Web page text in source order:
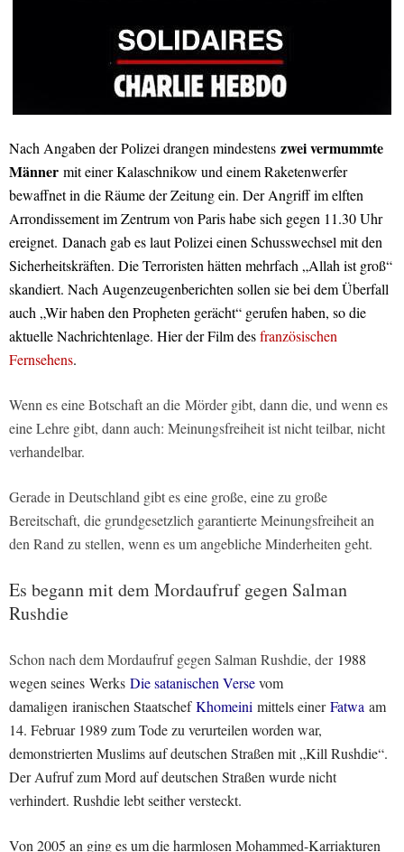
Nach Angaben der Polizei drangen mindestens zwei vermummte
Männer mit einer Kalaschnikow und einem Raketenwerfer
bewaffnet in die Räume der Zeitung ein. Der Angriff im elften
Arrondissement im Zentrum von Paris habe sich gegen 11.30 Uhr
ereignet. Danach gab es laut Polizei einen Schusswechsel mit den
Sicherheitskräften. Die Terroristen hätten mehrfach „Allah ist groß“
skandiert. Nach Augenzeugenberichten sollen sie bei dem Überfall
auch „Wir haben den Propheten gerächt“ gerufen haben, so die
aktuelle Nachrichtenlage. Hier der Film desfranzösischen
Fernsehens.
Wenn es eine Botschaft an die Mörder gibt, dann die, und wenn es
eine Lehre gibt, dann auch: Meinungsfreiheit ist nicht teilbar, nicht
verhandelbar.
Gerade in Deutschland gibt es eine große, eine zu große
Bereitschaft, die grundgesetzlich garantierte Meinungsfreiheit an
den Rand zu stellen, wenn es um angebliche Minderheiten geht.
Es begann mit dem Mordaufruf gegen Salman
Rushdie
Schon nach dem Mordaufruf gegen Salman Rushdie, der 1988
wegen seines Werks Die satanischen Versevom
damaligen iranischen StaatschefKhomeini mittels einerFatwa am
14. Februar 1989 zum Tode zu verurteilen worden war,
demonstrierten Muslims auf deutschen Straßen mit „Kill Rushdie“.
Der Aufruf zum Mord auf deutschen Straßen wurde nicht
verhindert. Rushdie lebt seither versteckt.
Von 2005 an ging es um die harmlosen Mohammed-Karriakturen